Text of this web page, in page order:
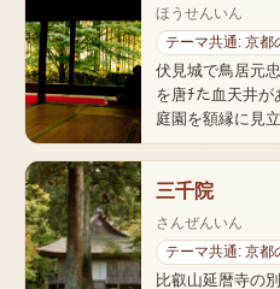
ほうせんいん
テーマ共通: 京都
伏見城で鳥居元
を唐ﾁた血天井が
庭園を額縁に見
三千院
さんぜんいん
テーマ共通: 京都
比叡山延暦寺の